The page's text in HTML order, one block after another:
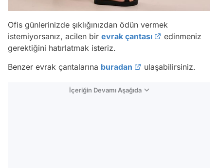
Ofis günlerinizde şıklığınızdan ödün vermek
istemiyorsanız, acilen bir evrak çantası
edinmeniz
gerektiğini hatırlatmak isteriz.
Benzer evrak çantalarına buradan ulaşabilirsiniz.
İçeriğin Devamı Aşağıda